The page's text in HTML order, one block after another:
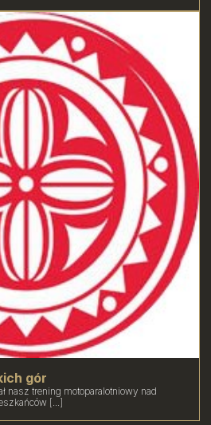
gór
nasz trening motoparalotniowy nad
[...]